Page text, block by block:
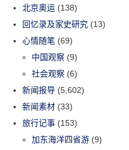
北京奥运 (138)
回忆录及家史研究 (13)
心情随笔 (69)
中国观察 (9)
社会观察 (6)
新闻报导 (5,602)
新闻素材 (33)
旅行记事 (153)
加东海洋四省游 (9)